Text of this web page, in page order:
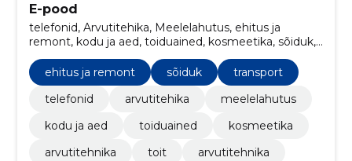
E-pood
telefonid, Arvutitehika, Meelelahutus, ehitus ja
remont, kodu ja aed, toiduained, kosmeetika, sõiduk,
arvutitehnika, toit
ehitus ja remont
sõiduk
transport
telefonid
arvutitehika
meelelahutus
kodu ja aed
toiduained
kosmeetika
arvutitehnika
toit
arvutitehnika